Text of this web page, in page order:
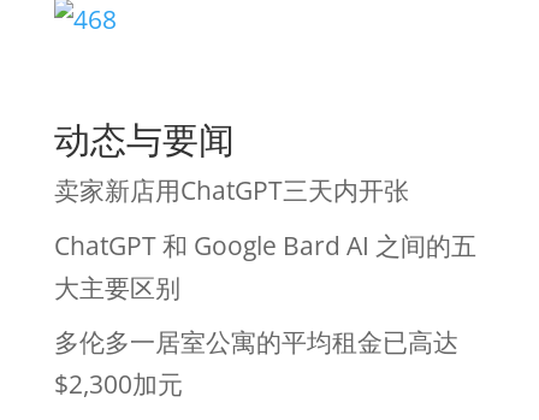
动态与要闻
卖家新店用ChatGPT三天内开张
ChatGPT 和 Google Bard AI 之间的五
大主要区别
多伦多一居室公寓的平均租金已高达
$2,300加元